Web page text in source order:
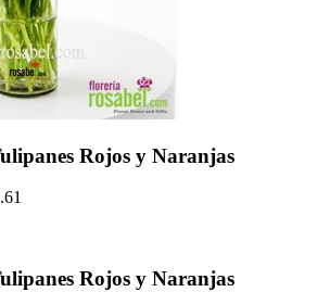
Rojos y Naranjas
Rojos y Naranjas